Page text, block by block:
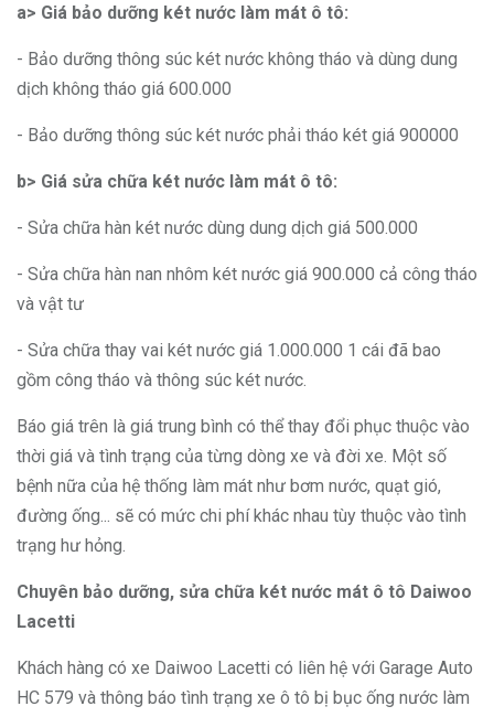
a> Giá bảo dưỡng két nước làm mát ô tô:
- Bảo dưỡng thông súc két nước không tháo và dùng dung
dịch không tháo giá 600.000
- Bảo dưỡng thông súc két nước phải tháo két giá 900000
b> Giá sửa chữa két nước làm mát ô tô:
- Sửa chữa hàn két nước dùng dung dịch giá 500.000
- Sửa chữa hàn nan nhôm két nước giá 900.000 cả công tháo
và vật tư
- Sửa chữa thay vai két nước giá 1.000.000 1 cái đã bao
gồm công tháo và thông súc két nước.
Báo giá trên là giá trung bình có thể thay đổi phục thuộc vào
thời giá và tình trạng của từng dòng xe và đời xe. Một số
bệnh nữa của hệ thống làm mát như bơm nước, quạt gió,
đường ống... sẽ có mức chi phí khác nhau tùy thuộc vào tình
trạng hư hỏng.
Chuyên bảo dưỡng, sửa chữa két nước mát ô tô Daiwoo
Lacetti
Khách hàng có xe Daiwoo Lacetti có liên hệ với Garage Auto
HC 579 và thông báo tình trạng xe ô tô bị bục ống nước làm